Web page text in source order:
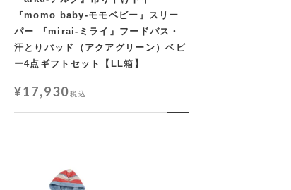
『momo baby-モモベビー』スリー
パー 『mirai-ミライ』フードバス・
汗とりパッド（アクアグリーン）ベビ
ー4点ギフトセット【LL箱】
¥17,930税込